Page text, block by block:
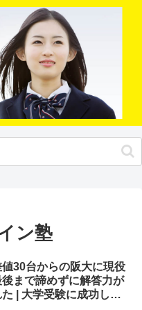
ン塾
30台からの阪大に現役
まで諦めずに解答力が
| 大学受験に成功した